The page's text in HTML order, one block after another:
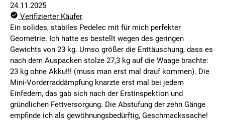
24.11.2025
Verifizierter Käufer
Ein solides, stabiles Pedelec mit für mich perfekter
Geometrie. Ich hatte es bestellt wegen des geringen
Gewichts von 23 kg. Umso größer die Enttäuschung, dass es
nach dem Auspacken stolze 27,3 kg auf die Waage brachte:
23 kg ohne Akku!!! (muss man erst mal drauf kommen). Die
Mini-Vorderraddämpfung knarzte erst mal bei jedem
Einfedern, das gab sich nach der Erstinspektion und
gründlichen Fettversorgung. Die Abstufung der zehn Gänge
empfinde ich als gewöhnungsbedürftig, Geschmackssache!